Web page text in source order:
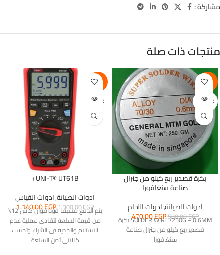
مشاركة :
منتجات ذات صلة
-6%
غير متوفر
بكرة قصدير ربع كيلو من جنرال
صناعة سنغافورا
ادوات الصيانة,ادوات اللحام
500,00EGP
470,00EGP
SOLDER WIRE /250G – 0.6MM بكرة
قصدير ربع كيلو من جنرال صناعة
سنغافورا
-12%
غير متوفر
UNI-T® UT61B+
ادوات الصيانة,ادوات القياس
1.300,00EGP
1.140,00EGP
يتم الدفع مسبقا فودافوان كاش 12%
من قيمة السلعة لتفادى عملية عدم
الاستلام والجدية فى الشراء وتحسب
كالاتى ثمن السلعة